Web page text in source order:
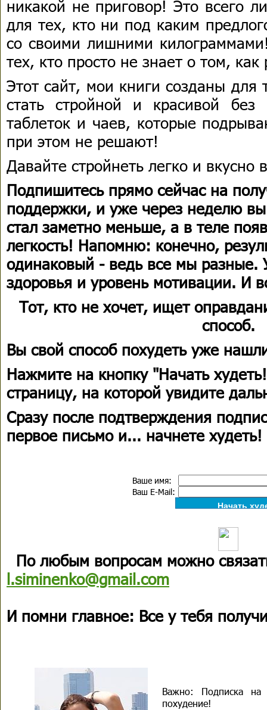
никакой не приговор! Это всего
для тех, кто ни под каким
со своими лишними
тех, кто просто не знает о том,
Этот сайт, мои книги созданы для
стать стройной и красивой без
таблеток и чаев, которые
при этом не решают!
Давайте стройнеть легко и вкусно
Подпишитесь прямо сейчас на
поддержки, и уже через неделю
стал заметно меньше, а в теле
легкость! Напомню: конечно,
одинаковый - ведь все мы разные.
здоровья и уровень мотивации. И
Тот, кто не хочет, ищет
способ.
Вы свой способ похудеть уже
Нажмите на кнопку "Начать
страницу, на которой увидите
Сразу после подтверждения
первое письмо и... начнете худеть!
Ваше имя:
Ваш E-Mail:
По любым вопросам можно
l.siminenko@gmail.com
И помни главное: Все у тебя
Важно: Подписка на
похудение!